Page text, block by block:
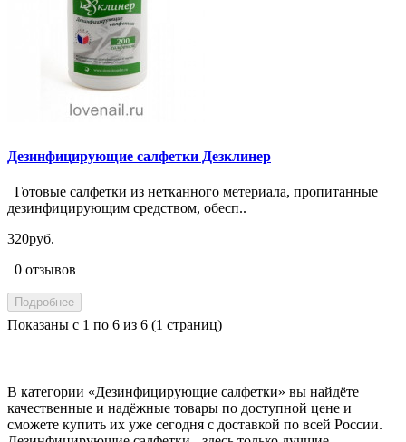
Дезинфицирующие салфетки Дезклинер
Готовые салфетки из нетканного метериала, пропитанные
дезинфицирующим средством, обесп..
320руб.
0 отзывов
Подробнее
Показаны с 1 по 6 из 6 (1 страниц)
В категории «Дезинфицирующие салфетки» вы найдёте
качественные и надёжные товары по доступной цене и
сможете купить их уже сегодня с доставкой по всей России.